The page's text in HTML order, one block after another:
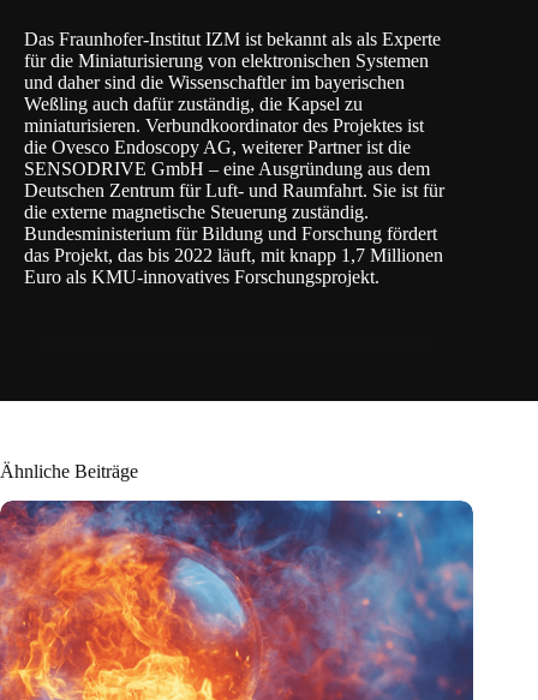
Das Fraunhofer-Institut IZM ist bekannt als als Experte
für die Miniaturisierung von elektronischen Systemen
und daher sind die Wissenschaftler im bayerischen
Weßling auch dafür zuständig, die Kapsel zu
miniaturisieren. Verbundkoordinator des Projektes ist
die Ovesco Endoscopy AG, weiterer Partner ist die
SENSODRIVE GmbH – eine Ausgründung aus dem
Deutschen Zentrum für Luft- und Raumfahrt. Sie ist für
die externe magnetische Steuerung zuständig.
Bundesministerium für Bildung und Forschung fördert
das Projekt, das bis 2022 läuft, mit knapp 1,7 Millionen
Euro als KMU-innovatives Forschungsprojekt.
Ähnliche Beiträge